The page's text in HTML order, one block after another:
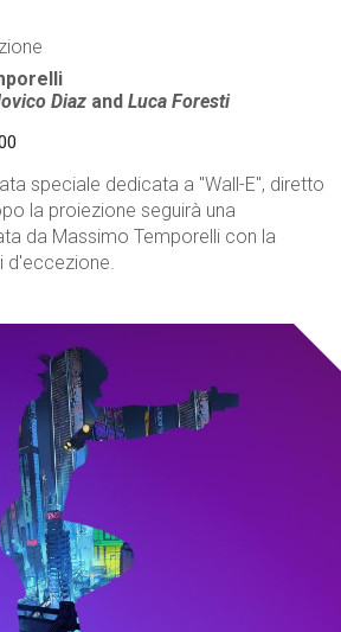
Diaz andLuca Foresti
speciale dedicata a "Wall-E", diretto
la proiezione seguirà una
da Massimo Temporelli con la
d'eccezione.